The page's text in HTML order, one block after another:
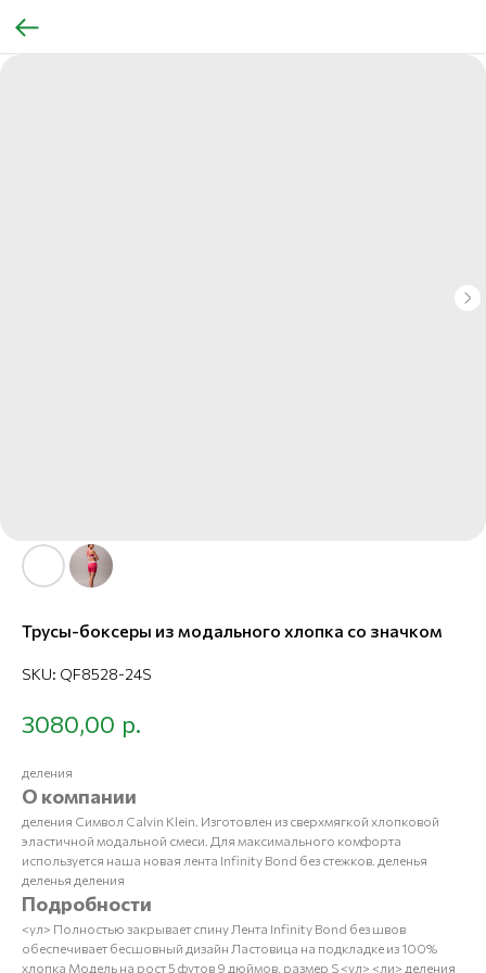
Трусы-боксеры из модального хлопка со значком
SKU: QF8528-24S
3080,00 р.
деления
О компании
деления Символ Calvin Klein. Изготовлен из сверхмягкой хлопковой
эластичной модальной смеси. Для максимального комфорта
используется наша новая лента Infinity Bond без стежков. деленья
деленья деления
Подробности
<ул> Полностью закрывает спину Лента Infinity Bond без швов
обеспечивает бесшовный дизайн Ластовица на подкладке из 100%
хлопка Модель на рост 5 футов 9 дюймов, размер S <ул> <ли> деления